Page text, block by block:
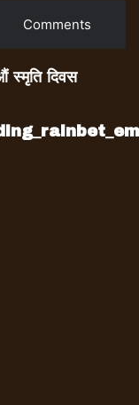
Comments
स्मृति दिवस